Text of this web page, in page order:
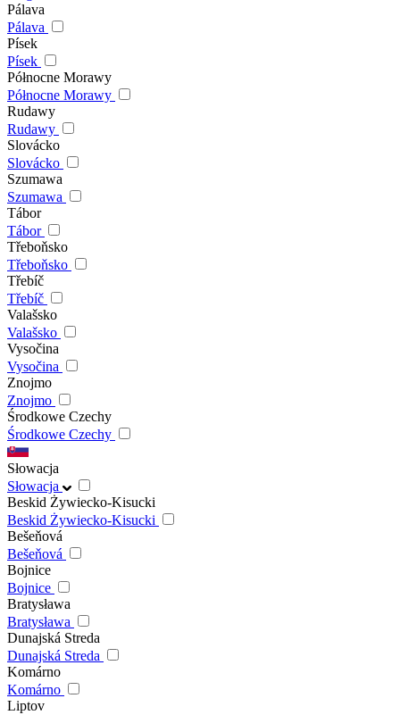
Pálava
Pálava
Písek
Písek
Północne Morawy
Północne Morawy
Rudawy
Rudawy
Slovácko
Slovácko
Szumawa
Szumawa
Tábor
Tábor
Třeboňsko
Třeboňsko
Třebíč
Třebíč
Valašsko
Valašsko
Vysočina
Vysočina
Znojmo
Znojmo
Środkowe Czechy
Środkowe Czechy
Słowacja
Słowacja
Beskid Żywiecko-Kisucki
Beskid Żywiecko-Kisucki
Bešeňová
Bešeňová
Bojnice
Bojnice
Bratysława
Bratysława
Dunajská Streda
Dunajská Streda
Komárno
Komárno
Liptov